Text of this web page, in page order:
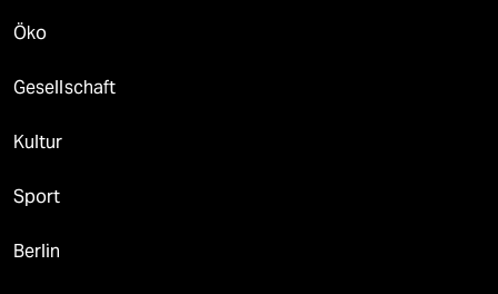
Öko
Gesellschaft
Kultur
Sport
Berlin